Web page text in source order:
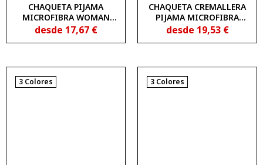
CHAQUETA PIJAMA
MICROFIBRA WOMAN
NEW WAVE UNIMUR
COLORS 1834150
desde 17,67 €
CHAQUETA CREMALLERA
PIJAMA MICROFIBRA
MUJER NEW WAVE UNIMUR
COLORS 1835150
desde 19,53 €
3 Colores 3 Colores